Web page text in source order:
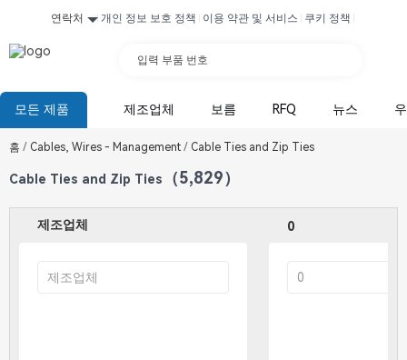
연락처 개인 정보 보호 정책 이용 약관 및 서비스 쿠키 정책
입력 부품 번호
모든 제품 제조업체 보름 RFQ 뉴스
홈 / Cables, Wires - Management / Cable Ties and Zip Ties
Cable Ties and Zip Ties （5,829）
제조업체 0